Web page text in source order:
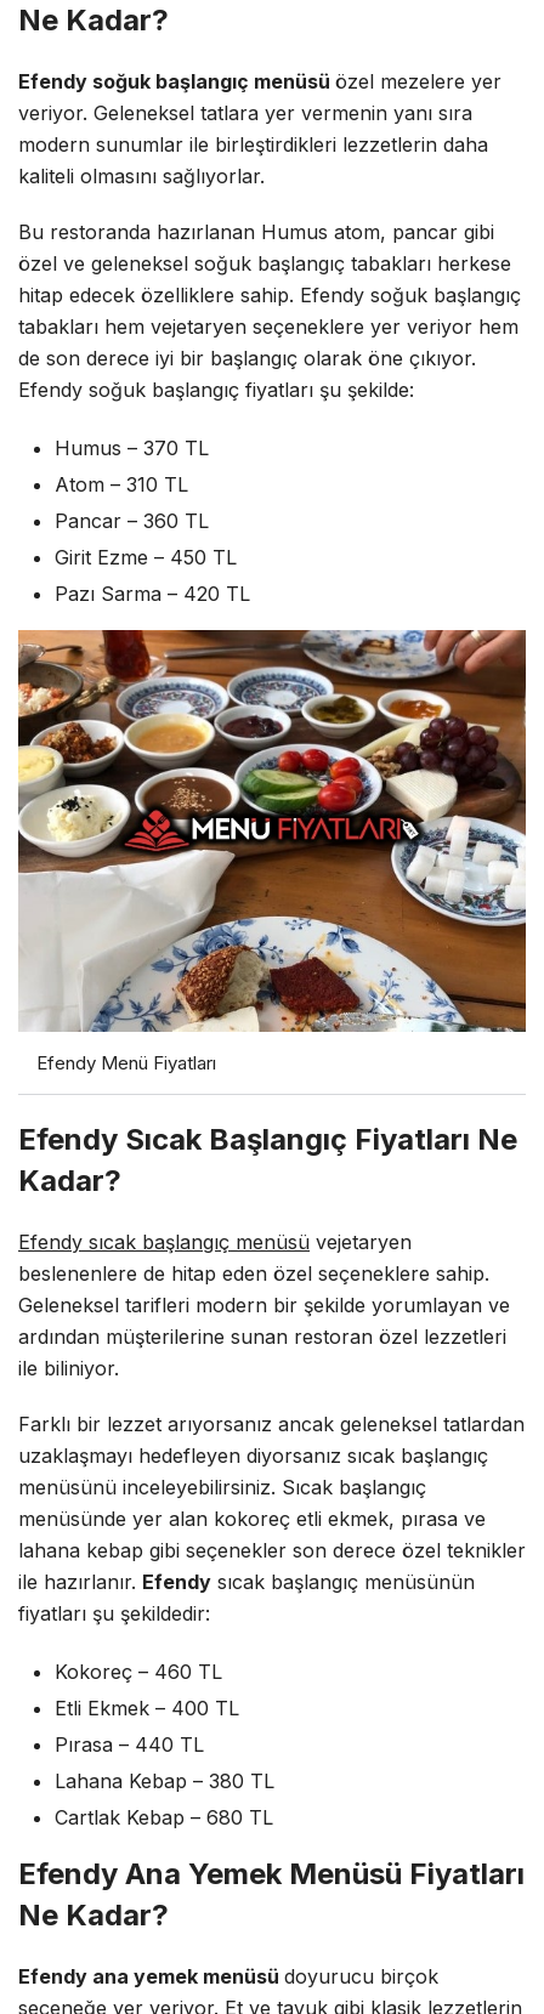
Ne Kadar?
Efendy soğuk başlangıç menüsü özel mezelere yer
veriyor. Geleneksel tatlara yer vermenin yanı sıra
modern sunumlar ile birleştirdikleri lezzetlerin daha
kaliteli olmasını sağlıyorlar.
Bu restoranda hazırlanan Humus atom, pancar gibi
özel ve geleneksel soğuk başlangıç tabakları herkese
hitap edecek özelliklere sahip. Efendy soğuk başlangıç
tabakları hem vejetaryen seçeneklere yer veriyor hem
de son derece iyi bir başlangıç olarak öne çıkıyor.
Efendy soğuk başlangıç fiyatları şu şekilde:
Humus – 370 TL
Atom – 310 TL
Pancar – 360 TL
Girit Ezme – 450 TL
Pazı Sarma – 420 TL
Efendy Menü Fiyatları
Efendy Sıcak Başlangıç Fiyatları Ne
Kadar?
Efendy sıcak başlangıç menüsü vejetaryen
beslenenlere de hitap eden özel seçeneklere sahip.
Geleneksel tarifleri modern bir şekilde yorumlayan ve
ardından müşterilerine sunan restoran özel lezzetleri
ile biliniyor.
Farklı bir lezzet arıyorsanız ancak geleneksel tatlardan
uzaklaşmayı hedefleyen diyorsanız sıcak başlangıç
menüsünü inceleyebilirsiniz. Sıcak başlangıç
menüsünde yer alan kokoreç etli ekmek, pırasa ve
lahana kebap gibi seçenekler son derece özel teknikler
ile hazırlanır. Efendy sıcak başlangıç menüsünün
fiyatları şu şekildedir:
Kokoreç – 460 TL
Etli Ekmek – 400 TL
Pırasa – 440 TL
Lahana Kebap – 380 TL
Cartlak Kebap – 680 TL
Efendy Ana Yemek Menüsü Fiyatları
Ne Kadar?
Efendy ana yemek menüsü doyurucu birçok
seçeneğe yer veriyor. Et ve tavuk gibi klasik lezzetlerin